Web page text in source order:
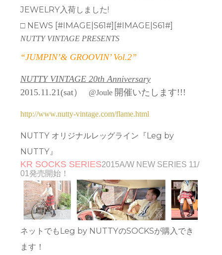
JEWELRY入荷しました!
□ NEWS [#IMAGE|S61#][#IMAGE|S61#]
NUTTY VINTAGE PRESENTS
“JUMPIN’& GROOVIN’ Vol.2”
NUTTY VINTAGE 20th Anniversary
2015.11.21(sat）
@Joule 開催いたします!!!
http://www.nutty-vintage.com/flame.html
NUTTY オリジナルレッグライン『Leg by
NUTTY』
KR SOCKS SERIES2015A/W NEW SERIES 11/
01発売開始！
ネットでもLeg by NUTTYのSOCKSが購入でき
ます！